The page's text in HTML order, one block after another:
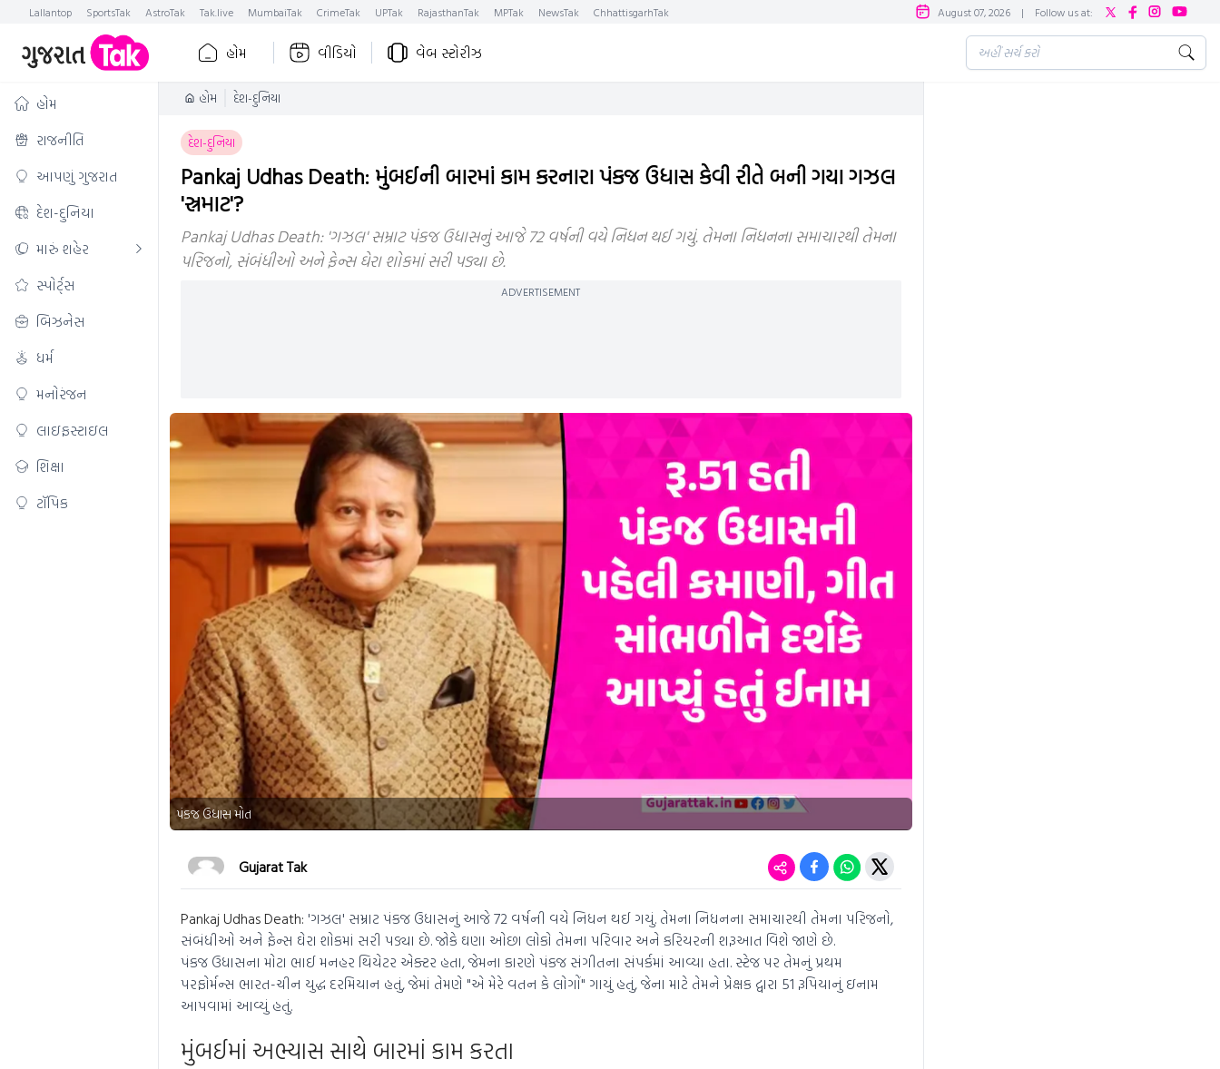
Lallantop SportsTak AstroTak Tak.live MumbaiTak CrimeTak UPTak RajasthanTak MPTak NewsTak ChhattisgarhTak August 07, 2026 | Follow us at:
હોમ વીડિયો વેબ સ્ટોરીઝ
હોમ
રાજનીતિ
આપણું ગુજરાત
દેશ-દુનિયા
મારું શહેર
સ્પોર્ટ્સ
બિઝનેસ
ધર્મ
મનોરંજન
લાઇફસ્ટાઇલ
શિક્ષા
ટૉપિક
હોમ દેશ-દુનિયા
દેશ-દુનિયા
Pankaj Udhas Death: મુંબઈની બારમાં કામ કરનારા પંકજ ઉધાસ કેવી રીતે બની ગયા ગઝલ
'સ્રમાટ'?
Pankaj Udhas Death: 'ગઝલ' સમ્રાટ પંકજ ઉધાસનું આજે 72 વર્ષની વયે નિધન થઈ ગયું. તેમના નિધનના સમાચારથી તેમના
પરિજનો, સંબંધીઓ અને ફેન્સ ઘેરા શોકમાં સરી પડ્યા છે.
ADVERTISEMENT
પંકજ ઉધાસ મોત
Gujarat Tak
Pankaj Udhas Death: 'ગઝલ' સમ્રાટ પંકજ ઉધાસનું આજે 72 વર્ષની વયે નિધન થઈ ગયું. તેમના નિધનના સમાચારથી તેમના પરિજનો,
સંબંધીઓ અને ફેન્સ ઘેરા શોકમાં સરી પડ્યા છે. જોકે ઘણા ઓછા લોકો તેમના પરિવાર અને કરિયરની શરૂઆત વિશે જાણે છે.
પંકજ ઉધાસના મોટા ભાઈ મનહર થિયેટર એક્ટર હતા, જેમના કારણે પંકજ સંગીતના સંપર્કમાં આવ્યા હતા. સ્ટેજ પર તેમનું પ્રથમ
પરફોર્મન્સ ભારત-ચીન યુદ્ધ દરમિયાન હતું, જેમાં તેમણે "એ મેરે વતન કે લોગોં" ગાયું હતું, જેના માટે તેમને પ્રેક્ષક દ્વારા 51 રૂપિયાનું ઇનામ
આપવામાં આવ્યું હતું.
મુંબઈમાં અભ્યાસ સાથે બારમાં કામ કરતા